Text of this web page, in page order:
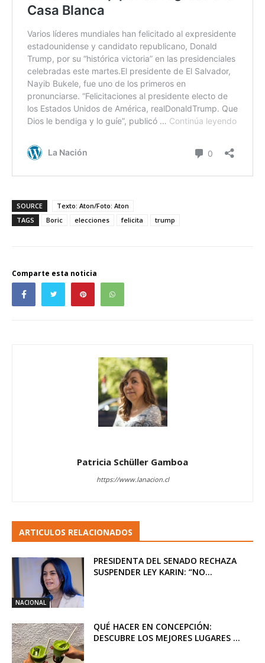
SOURCE
Texto: Aton/Foto: Aton
TAGS
Boric elecciones felicita trump
Comparte esta noticia
Patricia Schüller Gamboa
https://www.lanacion.cl
ARTICULOS RELACIONADOS
NACIONAL
PRESIDENTA DEL SENADO RECHAZA
SUSPENDER LEY KARIN: “NO...
QUÉ HACER EN CONCEPCIÓN:
DESCUBRE LOS MEJORES LUGARES ...